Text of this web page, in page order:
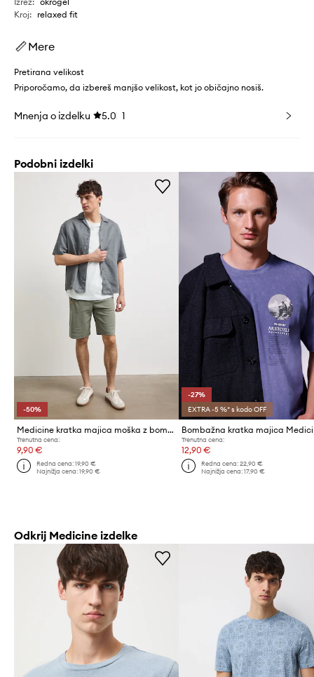
Kroj: relaxed fit
Mere
Pretirana velikost
Priporočamo, da izbereš manjšo velikost, kot jo običajno nosiš.
Mnenja o izdelku 5.0 1
Podobni izdelki
-50%
Medicine kratka majica moška z bombažem
Trenutna cena:
9,90 €
Redna cena:19,90 €
Najnižja cena:19,90 €
-27%
EXTRA -5 %* s kodo OFF
Bombažna kratka majica
Trenutna cena:
12,90 €
Redna cena: 22,90 €
Najnižja cena: 17,90 €
Odkrij Medicine izdelke